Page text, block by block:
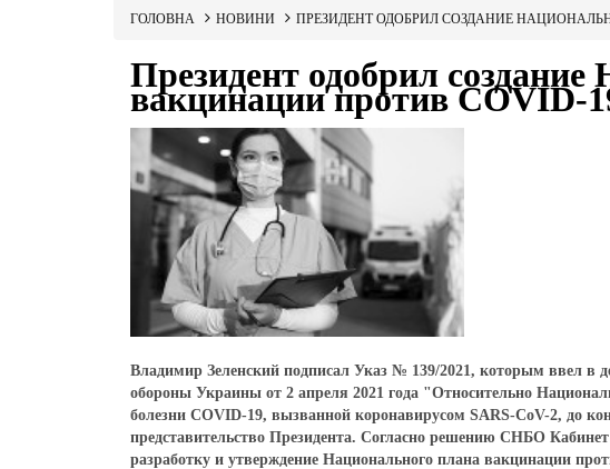
ГОЛОВНА НОВИНИ ПРЕЗИДЕНТ ОДОБРИЛ СОЗДАНИЕ
Президент одобрил
вакцинации против COVID-
Владимир Зеленский подписал Указ № 139/2021, которым ввел в
обороны Украины от 2 апреля 2021 года "Относительно
болезни COVID-19, вызванной коронавирусом SARS-CoV-2, до
представительство Президента. Согласно решению СНБО
разработку и утверждение Национального плана вакцинации